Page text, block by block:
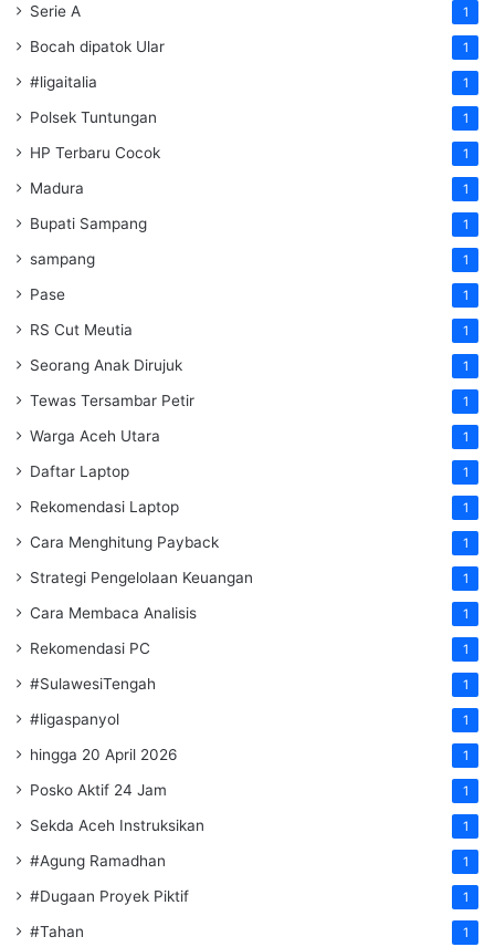
Serie A 1
Bocah dipatok Ular 1
#ligaitalia 1
Polsek Tuntungan 1
HP Terbaru Cocok 1
Madura 1
Bupati Sampang 1
sampang 1
Pase 1
RS Cut Meutia 1
Seorang Anak Dirujuk 1
Tewas Tersambar Petir 1
Warga Aceh Utara 1
Daftar Laptop 1
Rekomendasi Laptop 1
Cara Menghitung Payback 1
Strategi Pengelolaan Keuangan 1
Cara Membaca Analisis 1
Rekomendasi PC 1
#SulawesiTengah 1
#ligaspanyol 1
hingga 20 April 2026 1
Posko Aktif 24 Jam 1
Sekda Aceh Instruksikan 1
#Agung Ramadhan 1
#Dugaan Proyek Piktif 1
#Tahan 1